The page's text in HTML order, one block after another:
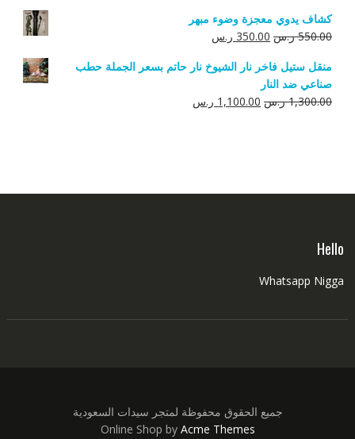
هو:
680.00 ر.س.
هو:
500.00 ر.س.
كشاف يدوي معجزة وضوء مبهر
550.00 ر.س السعر
هو:
550.00 ر.س.
350.00 ر.سالسعر
هو:
منقل ستيل فاخر نار الشيوخ نار حاتم بسعر الجملة حطب
صناعي ضد النار
1,300.00 ر.س السعر
1,100.00 ر.سالسعر
Hello
Whatsapp Nigga
جميع الحقوق محفوظة لمتجر سيدات السعودية
Online Shop by Acme Themes